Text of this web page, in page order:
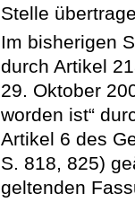
Stelle
Im bisherigen
durch Artikel
29. Oktober
worden ist“
Artikel 6 des
S. 818, 825)
geltenden